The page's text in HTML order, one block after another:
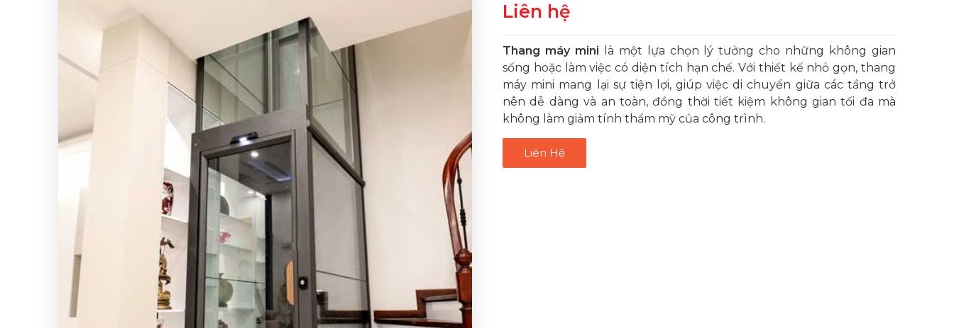
Liên hệ
Thang máy mini là một lựa chọn lý tưởng cho những không gian
sống hoặc làm việc có diện tích hạn chế. Với thiết kế nhỏ gọn, thang
máy mini mang lại sự tiện lợi, giúp việc di chuyển giữa các tầng trở
nên dễ dàng và an toàn, đồng thời tiết kiệm không gian tối đa mà
không làm giảm tính thẩm mỹ của công trình.
Liên Hệ